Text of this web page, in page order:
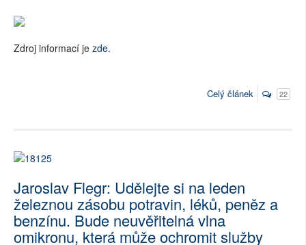
Zdroj informací je zde.
Celý článek 22
Jaroslav Flegr: Udělejte si na leden
železnou zásobu potravin, léků, peněz a
benzínu. Bude neuvěřitelná vlna
omikronu, která může ochromit služby